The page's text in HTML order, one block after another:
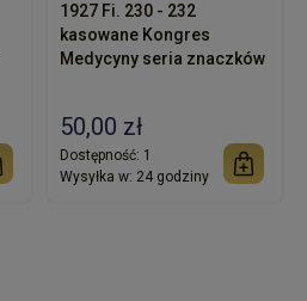
1927 Fi. 230 - 232
kasowane Kongres
Medycyny seria znaczków
50,00 zł
Dostępność: 1
Wysyłka w: 24 godziny